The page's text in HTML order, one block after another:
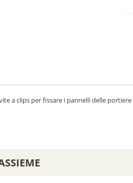
a clips per fissare i pannelli delle